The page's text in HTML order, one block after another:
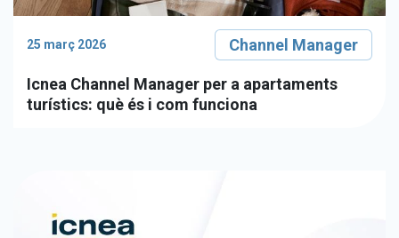
25 març 2026 Channel Manager
Icnea Channel Manager per a apartaments
turístics: què és i com funciona